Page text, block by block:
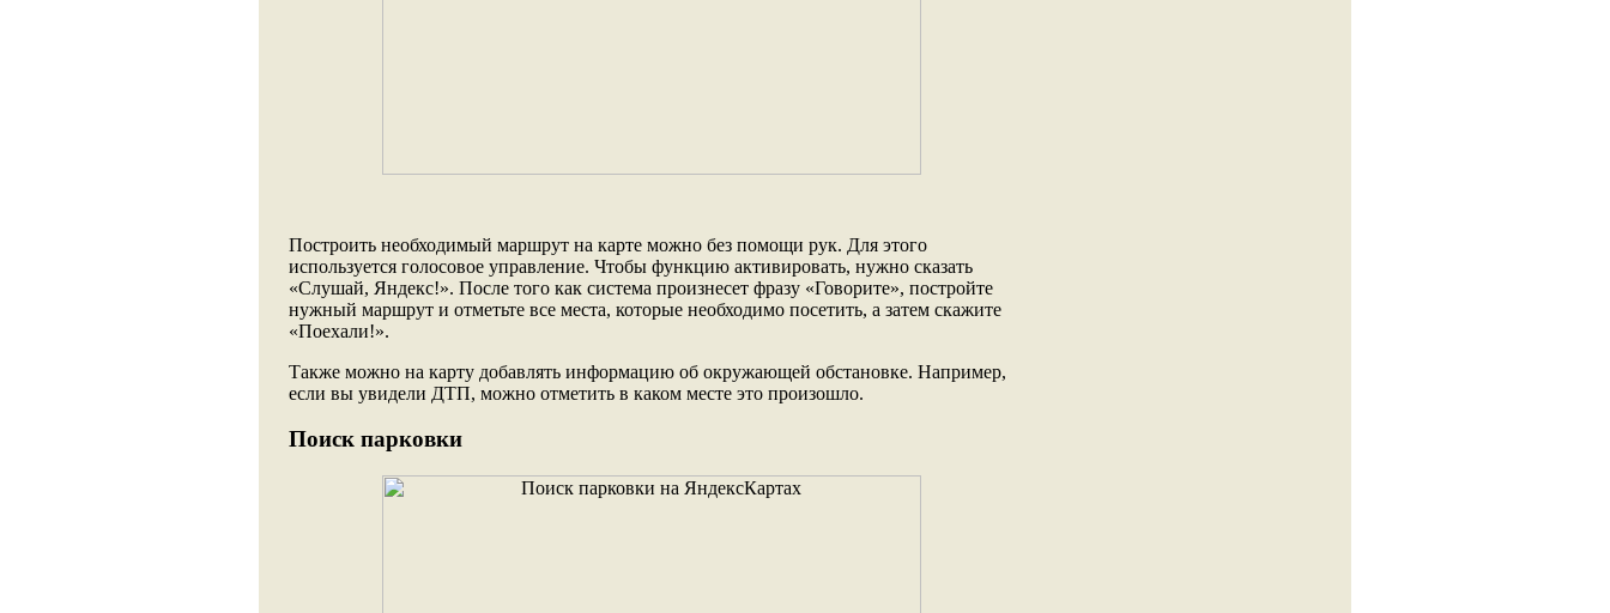
Построить необходимый маршрут на карте можно без помощи рук. Для этого
используется голосовое управление. Чтобы функцию активировать, нужно сказать
«Слушай, Яндекс!». После того как система произнесет фразу «Говорите», постройте
нужный маршрут и отметьте все места, которые необходимо посетить, а затем скажите
«Поехали!».
Также можно на карту добавлять информацию об окружающей обстановке. Например,
если вы увидели ДТП, можно отметить в каком месте это произошло.
Поиск парковки